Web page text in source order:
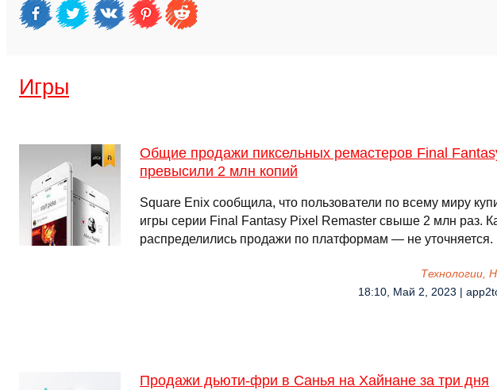
Игры
Общие продажи пиксельных ремастеров Final
превысили 2 млн копий
Square Enix сообщила, что пользователи по всему миру
игры серии Final Fantasy Pixel Remaster свыше 2 млн раз.
распределились продажи по платформам — не
Технологии,
18:10, Май 2, 2023 |
Продажи дьюти-фри в Санья на Хайнане за три дня